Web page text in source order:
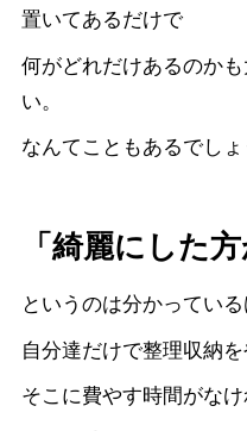
置いてあるだけで
何がどれだけあるのか
い。
なんてこともあるでしょ
「綺麗にした
というのは分かってい
自分達だけで整理収納
そこに費やす時間がなけ